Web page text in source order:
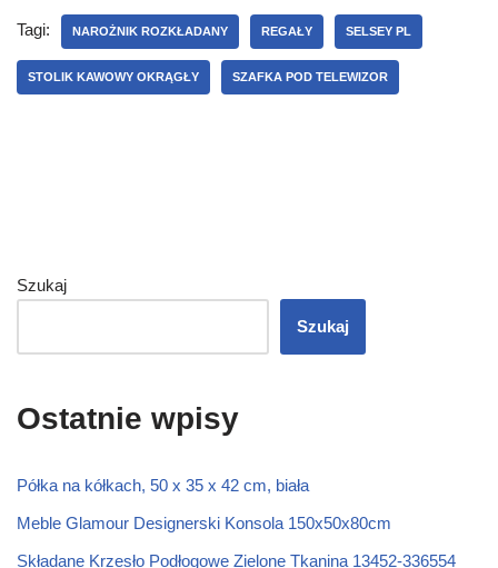
Tagi: NAROŻNIK ROZKŁADANY REGAŁY SELSEY PL
STOLIK KAWOWY OKRĄGŁY SZAFKA POD TELEWIZOR
Szukaj
Szukaj
Ostatnie wpisy
Półka na kółkach, 50 x 35 x 42 cm, biała
Meble Glamour Designerski Konsola 150x50x80cm
Składane Krzesło Podłogowe Zielone Tkanina 13452-336554